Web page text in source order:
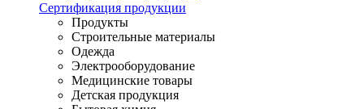
Сертификация продукции
Продукты
Строительные материалы
Одежда
Электрооборудование
Медицинские товары
Детская продукция